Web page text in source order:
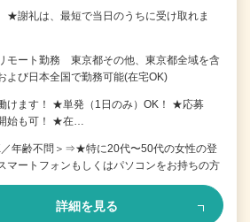
謝礼は、最短で当日のうちに受け取れま
モート勤務 東京都その他、東京都全域を含
よび日本全国で勤務可能(在宅OK)
けます！ ★単発（1日のみ）OK！ ★応募
始も可！ ★在…
／年齢不問＞⇒★特に20代〜50代の女性の登
ートフォンもしくはパソコンをお持ちの方
詳細を見る